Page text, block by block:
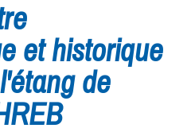
et historique
de